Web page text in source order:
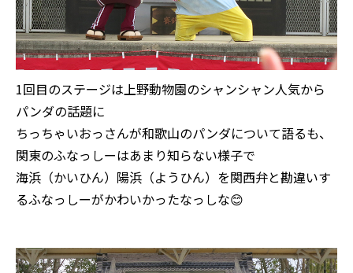
1回目のステージは上野動物園のシャンシャン人気から
パンダの話題に
ちっちゃいおっさんが和歌山のパンダについて語るも、
関東のふなっしーはあまり知らない様子で
海浜（かいひん）陽浜（ようひん）を関西弁と勘違いす
るふなっしーがかわいかったなっしな😊